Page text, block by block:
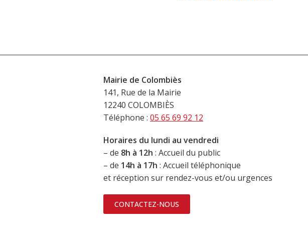
Mairie de Colombiès
141, Rue de la Mairie
12240 COLOMBIÈS
Téléphone : 05 65 69 92 12
Horaires du lundi au vendredi
– de 8h à 12h : Accueil du public
– de 14h à 17h : Accueil téléphonique
et réception sur rendez-vous et/ou urgences
CONTACTEZ-NOUS